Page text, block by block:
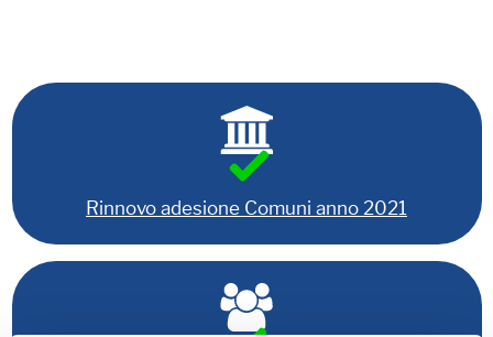
Rinnovo adesione Comuni anno 2021